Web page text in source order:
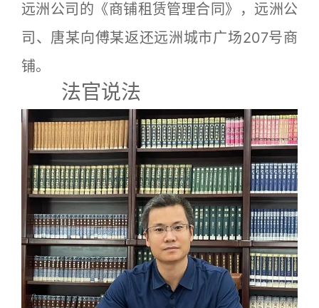
远洲公司的《商铺租赁管理合同》，远洲公
司、唐某向傅某返还远洲城市广场207号商
铺。
法官说法